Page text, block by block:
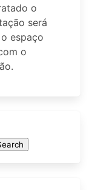
o
será
espaço
o